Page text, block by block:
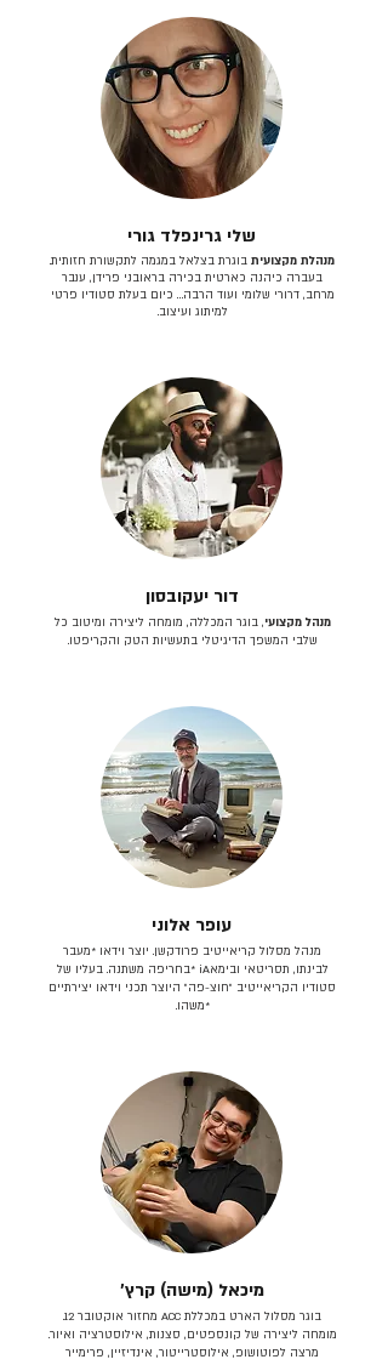
שלי גרינפלד גורי
מנהלת מקצועית בוגרת בצלאל במגמה לתקשורת חזותית.
בעברה כיהנה כארטית בכירה בראובני פרידן, ענבר
מרחב, דרורי שלומי ועוד הרבה… כיום בעלת סטודיו פרטי
למיתוג ועיצוב.
דור יעקובסון
מנהל מקצועי, בוגר המכללה, מומחה ליצירה ומיטוב כל
שלבי המשפך הדיגיטלי בתעשיות הטק והקריפטו.
עופר אלוני
מנהל מסלול קריאייטיב פרודקשן. יוצר וידאו *מעבר
לבינתו, תסריטאי וב​ימאiA‎ *בחריפה משתנה. בעליו של
סטודיו הקריאייטיב ״חוצ-פה״ היוצר תכני וידאו יצירתיים
*משהו.
מיכאל (מישה) קרץ׳
בוגר מסלול הארט במכללת ACC מחזור אוקטובר 12.
מומחה ליצירה של קונספטים, סצנות, אילוסטרציה ואיור.
מרצה לפוטושופ, אילוסטרייטור, אינדיזיין, פרימייר